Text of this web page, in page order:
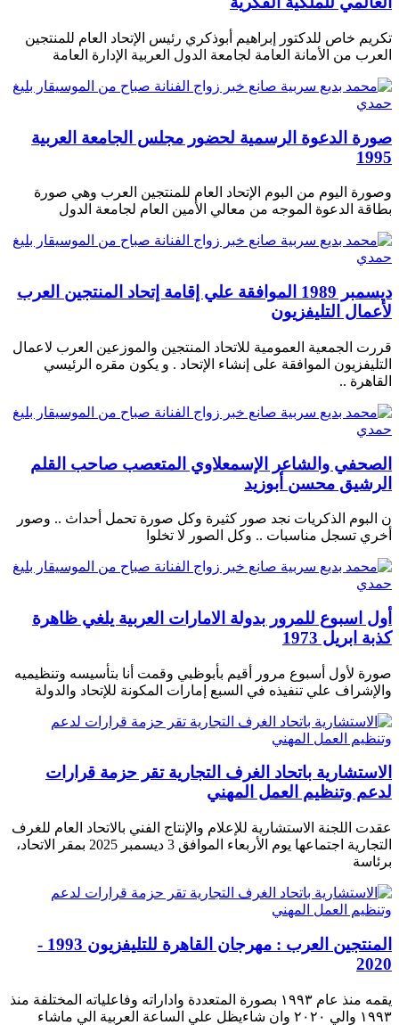
تكريم خاص للدكتور إبراهيم أبوذكري رئيس الإتحاد العام للمنتجين
العرب من الأمانة العامة لجامعة الدول العربية الإدارة العامة
صورة الدعوة الرسمية لحضور مجلس الجامعة العربية
1995
وصورة اليوم من البوم الإتحاد العام للمنتجين العرب وهي صورة
بطاقة الدعوة الموجه من معالي الأمين العام لجامعة الدول
ديسمبر 1989 الموافقة علي إقامة إتحاد المنتجين العرب
لأعمال التليفزيون
قررت الجمعية العمومية للاتحاد المنتجين والموزعين العرب لاعمال
التليفزيون الموافقة على إنشاء الإتحاد . و يكون مقره الرئيسي
القاهرة ..
الصحفي والشاعر الإسمعلاوي المتعصب صاحب القلم
الرشيق محسن أبوزيد
ن البوم الذكريات نجد صور كثيرة وكل صورة تحمل أحداث .. وصور
أخري تسجل مناسبات .. وكل الصور لا تخلوا
أول اسبوع للمرور بدولة الامارات العربية يلغي ظاهرة
كذبة ابريل 1973
صورة لأول أسبوع مرور أقيم بأبوظبي وقمت أنا بتأسيسه وتنظيميه
والإشراف علي تنفيذه في السبع إمارات المكونة للإتحاد والدولة
الاستشارية باتحاد الغرف التجارية تقر حزمة قرارات
لدعم وتنظيم العمل المهني
عقدت اللجنة الاستشارية للإعلام والإنتاج الفني بالاتحاد العام للغرف
التجارية اجتماعها يوم الأربعاء الموافق 3 ديسمبر 2025 بمقر الاتحاد،
برئاسة
المنتجين العرب : مهرجان القاهرة للتليفزيون 1993 -
2020
يقمه منذ عام ١٩٩٣ بصورة المتعددة واداراته وفاعلياته المختلفة منذ
١٩٩٣ والي ٢٠٢٠ وان شاءيظل علي الساعة العربية الي ماشاء